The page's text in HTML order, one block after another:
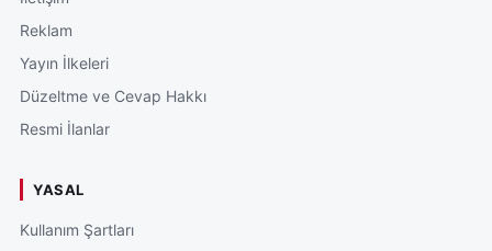
Reklam
Yayın İlkeleri
Düzeltme ve Cevap Hakkı
Resmi İlanlar
YASAL
Kullanım Şartları